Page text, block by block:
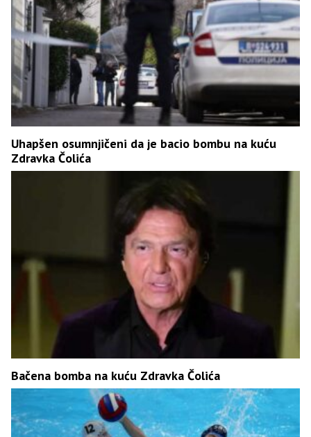
Uhapšen osumnjičeni da je bacio bombu na kuću
Zdravka Čolića
Bačena bomba na kuću Zdravka Čolića